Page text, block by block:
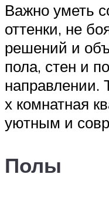
Важно уметь
оттенки, не
решений и
пола, стен и
направлении.
х комнатная
уютным и
Полы